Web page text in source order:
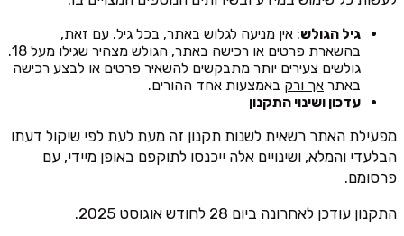
גיל הגולש: אין מניעה לגלוש באתר, בכל גיל. עם זאת,
בהשארת פרטים או רכישה באתר, הגולש מצהיר שגילו מעל 18.
גולשים צעירים יותר מתבקשים להשאיר פרטים או לבצע רכישה
באתר אך ורק באמצעות אחד ההורים.
עדכון ושינוי התקנון
מפעילת האתר רשאית לשנות תקנון זה מעת לעת לפי שיקול דעתו
הבלעדי והמלא, ושינויים אלה ייכנסו לתוקפם באופן מיידי, עם
פרסומם.
התקנון עודכן לאחרונה ביום 28 לחודש אוגוסט 2025.